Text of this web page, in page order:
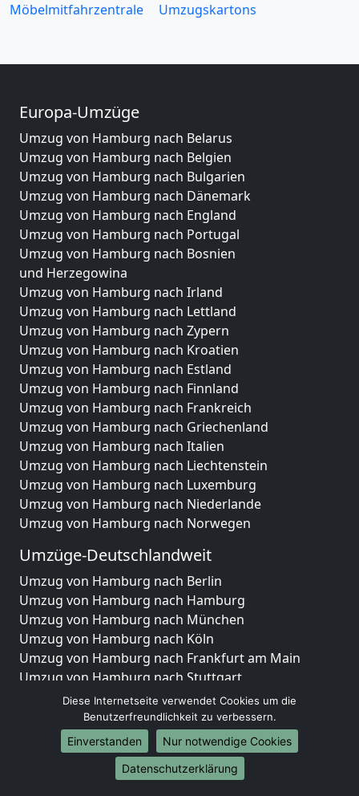
Möbelmitfahrzentrale
Umzugskartons
Europa-Umzüge
Umzug von Hamburg nach Belarus
Umzug von Hamburg nach Belgien
Umzug von Hamburg nach Bulgarien
Umzug von Hamburg nach Dänemark
Umzug von Hamburg nach England
Umzug von Hamburg nach Portugal
Umzug von Hamburg nach Bosnien
und Herzegowina
Umzug von Hamburg nach Irland
Umzug von Hamburg nach Lettland
Umzug von Hamburg nach Zypern
Umzug von Hamburg nach Kroatien
Umzug von Hamburg nach Estland
Umzug von Hamburg nach Finnland
Umzug von Hamburg nach Frankreich
Umzug von Hamburg nach Griechenland
Umzug von Hamburg nach Italien
Umzug von Hamburg nach Liechtenstein
Umzug von Hamburg nach Luxemburg
Umzug von Hamburg nach Niederlande
Umzug von Hamburg nach Norwegen
Umzüge-Deutschlandweit
Umzug von Hamburg nach Berlin
Umzug von Hamburg nach Hamburg
Umzug von Hamburg nach München
Umzug von Hamburg nach Köln
Umzug von Hamburg nach Frankfurt am Main
Umzug von Hamburg nach Stuttgart
Umzug von Hamburg nach Düsseldorf
Umzug von Hamburg nach Leipzig
Umzug von Hamburg nach Dortmund
Umzug von Hamburg nach Essen
Umzug von Hamburg nach Bremen
Diese Internetseite verwendet Cookies um die
Benutzerfreundlichkeit zu verbessern.
Einverstanden
Nur notwendige Cookies
Datenschutzerklärung